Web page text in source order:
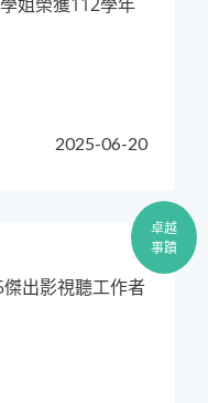
2025-06-20
卓越
事蹟
傑出影視聽工作者